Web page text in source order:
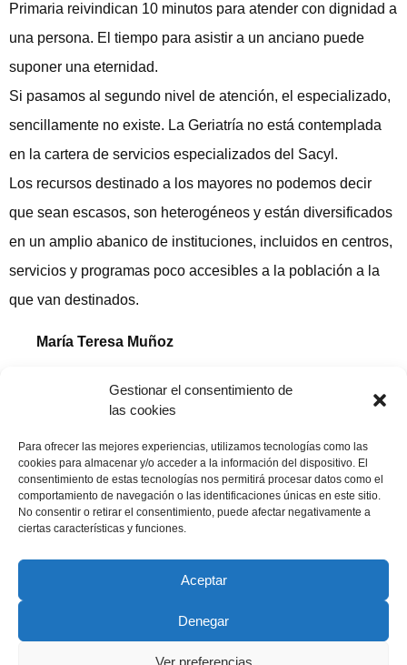
Gestionar el consentimiento de
las cookies
Para ofrecer las mejores experiencias, utilizamos tecnologías como las
cookies para almacenar y/o acceder a la información del dispositivo. El
consentimiento de estas tecnologías nos permitirá procesar datos como el
comportamiento de navegación o las identificaciones únicas en este sitio.
No consentir o retirar el consentimiento, puede afectar negativamente a
ciertas características y funciones.
Aceptar
Denegar
Ver preferencias
Primaria reivindican 10 minutos para atender con dignidad a
una persona. El tiempo para asistir a un anciano puede
suponer una eternidad.
Si pasamos al segundo nivel de atención, el especializado,
sencillamente no existe. La Geriatría no está contemplada
en la cartera de servicios especializados del Sacyl.
Los recursos destinado a los mayores no podemos decir
que sean escasos, son heterogéneos y están diversificados
en un amplio abanico de instituciones, incluidos en centros,
servicios y programas poco accesibles a la población a la
que van destinados.
María Teresa Muñoz
Publicado en «El Adelanto», 21 Abril 2007
Compartir publicación
21 abril, 2007
Copyright © 2022 ADSP Salamanca. Todos los derechos